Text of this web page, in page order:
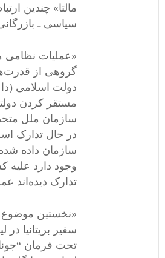
مالتا» چندین
سیاسی ـ
«عملیات
گروهی از
دولت اسلامی‌
مستقر کردن
سازمان ملل
در حال تدارک
سازمان داده
وجود دارد علیه
تدارک دیده‌اند
«نخستین
سفیر بریتانیا در
تحت فرمان